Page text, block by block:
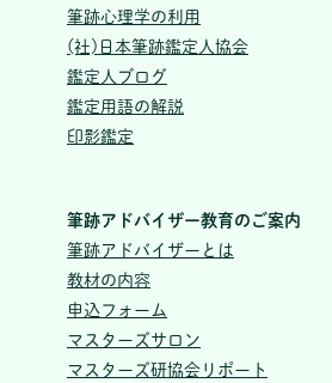
筆跡心理学の利用
(社)日本筆跡鑑定人協会
鑑定人ブログ
鑑定用語の解説
印影鑑定
筆跡アドバイザー教育のご案内
筆跡アドバイザーとは
教材の内容
申込フォーム
マスターズサロン
マスターズ研協会リポート